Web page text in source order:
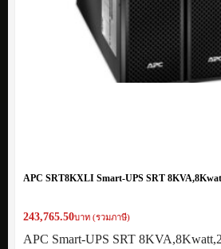
APC SRT8KXLI Smart-UPS SRT
243,765.50บาท (รวมภาษี)
APC Smart-UPS SRT